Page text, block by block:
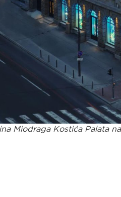
Miodraga Kostića Palata